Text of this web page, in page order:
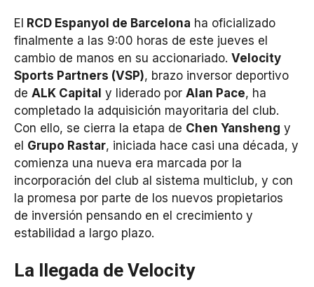
El RCD Espanyol de Barcelona ha oficializado
finalmente a las 9:00 horas de este jueves el
cambio de manos en su accionariado. Velocity
Sports Partners (VSP), brazo inversor deportivo
de ALK Capital y liderado por Alan Pace, ha
completado la adquisición mayoritaria del club.
Con ello, se cierra la etapa de Chen Yansheng y
el Grupo Rastar, iniciada hace casi una década, y
comienza una nueva era marcada por la
incorporación del club al sistema multiclub, y con
la promesa por parte de los nuevos propietarios
de inversión pensando en el crecimiento y
estabilidad a largo plazo.
La llegada de Velocity